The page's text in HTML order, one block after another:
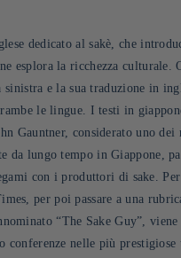
dedicato al sakè, che
esplora la ricchezza culturale.
e la sua traduzione in
le lingue. I testi in
Gauntner, considerato uno
da lungo tempo in Giappone,
con i produttori di sake.
per poi passare a una
“The Sake Guy”,
conferenze nelle più